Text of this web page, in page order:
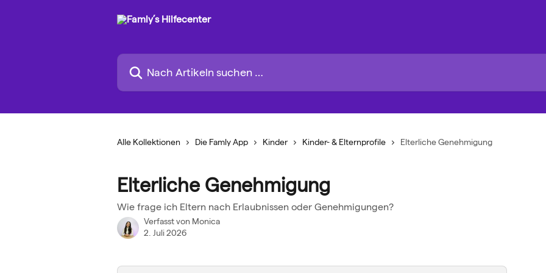
Nach Artikeln suchen …
Alle Kollektionen Die Famly App Kinder Kinder- & Elternprofile Elterliche Genehmigung
Elterliche Genehmigung
Wie frage ich Eltern nach Erlaubnissen oder Genehmigungen?
Verfasst von Monica
2. Juli 2026